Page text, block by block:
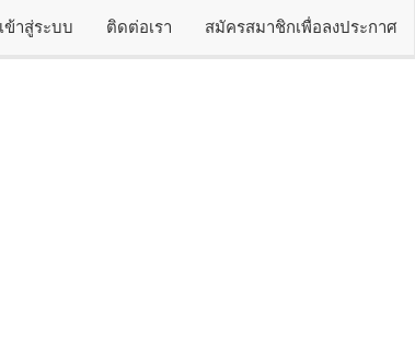
เข้าสู่ระบบ ติดต่อเรา สมัครสมาชิกเพื่อลงประกาศ